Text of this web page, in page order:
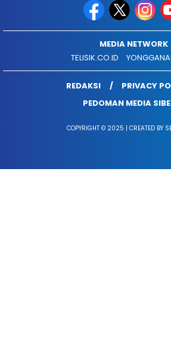
MEDIA NETWORK
TELISIK.CO.ID
REDAKSI
PRIVACY
PEDOMAN MEDIA
COPYRIGHT © 2025 | CREATED BY